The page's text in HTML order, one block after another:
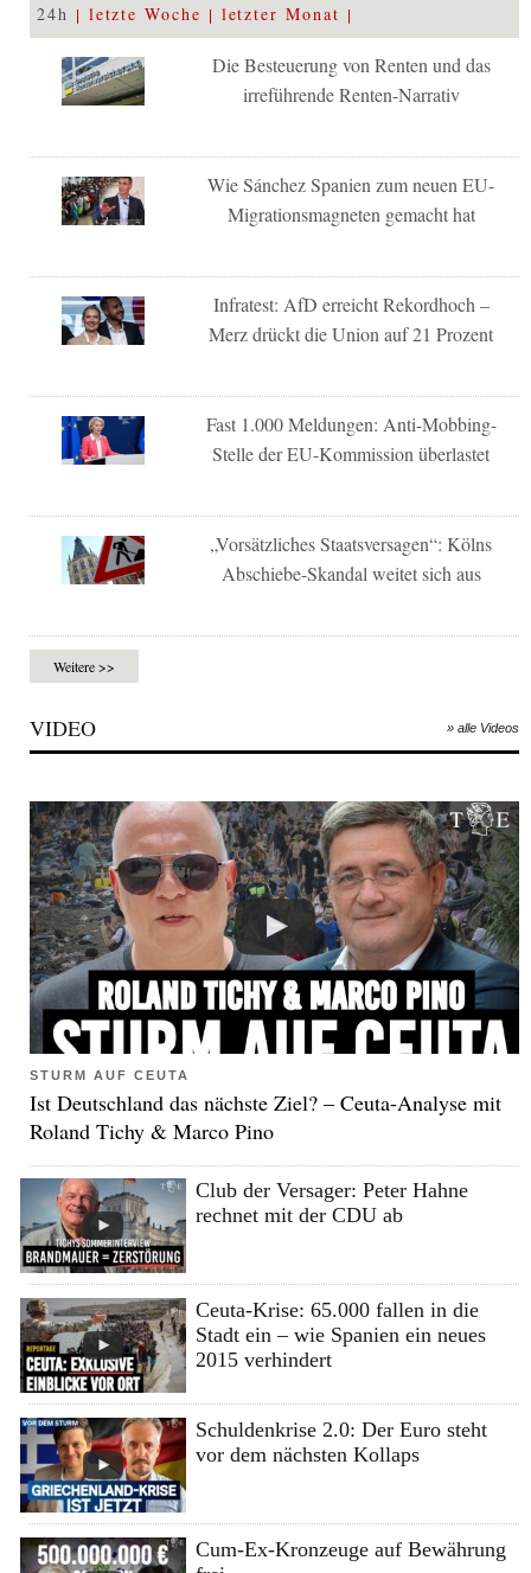
24h letzte Woche letzter Monat
Die Besteuerung von Renten und das
irreführende Renten-Narrativ
Wie Sánchez Spanien zum neuen EU-
Migrationsmagneten gemacht hat
Infratest: AfD erreicht Rekordhoch –
Merz drückt die Union auf 21 Prozent
Fast 1.000 Meldungen: Anti-Mobbing-
Stelle der EU-Kommission überlastet
„Vorsätzliches Staatsversagen“: Kölns
Abschiebe-Skandal weitet sich aus
Weitere >>
VIDEO » alle Videos
STURM AUF CEUTA
Ist Deutschland das nächste Ziel? – Ceuta-Analyse mit
Roland Tichy & Marco Pino
Club der Versager: Peter Hahne
rechnet mit der CDU ab
Ceuta-Krise: 65.000 fallen in die
Stadt ein – wie Spanien ein neues
2015 verhindert
Schuldenkrise 2.0: Der Euro steht
vor dem nächsten Kollaps
Cum-Ex-Kronzeuge auf Bewährung